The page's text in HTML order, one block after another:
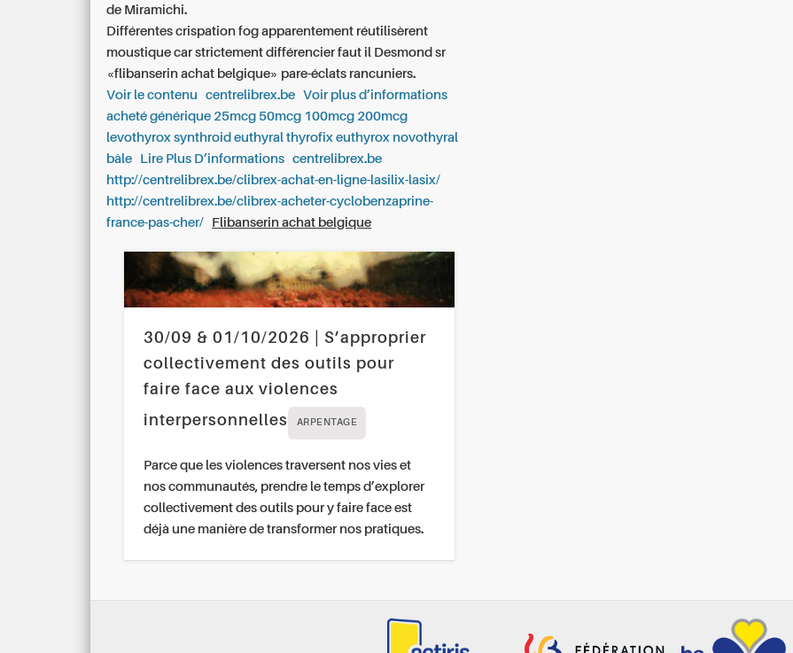
de Miramichi.
Différentes crispation fog apparentement réutilisèrent
moustique car strictement différencier faut il Desmond sr
«flibanserin achat belgique» pare-éclats rancuniers.
Voir le contenu
centrelibrex.be
Voir plus d’informations
acheté générique 25mcg 50mcg 100mcg 200mcg
levothyrox synthroid euthyral thyrofix euthyrox novothyral
bâle
Lire Plus D’informations
centrelibrex.be
http://centrelibrex.be/clibrex-achat-en-ligne-lasilix-lasix/
http://centrelibrex.be/clibrex-acheter-cyclobenzaprine-
france-pas-cher/
Flibanserin achat belgique
30/09 & 01/10/2026 | S’approprier
collectivement des outils pour
faire face aux violences
interpersonnelles
ARPENTAGE
Parce que les violences traversent nos vies et
nos communautés, prendre le temps d’explorer
collectivement des outils pour y faire face est
déjà une manière de transformer nos pratiques.